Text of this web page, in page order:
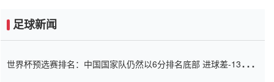
足球新闻
世界杯预选赛排名：中国国家队仍然以6分排名底部 进球差-13令人